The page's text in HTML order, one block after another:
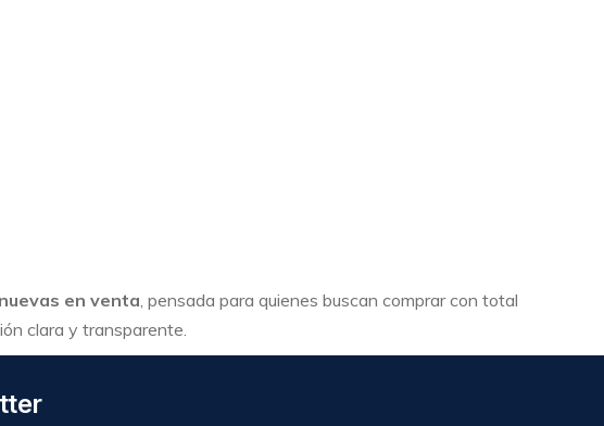
en venta, pensada para quienes buscan comprar con total
clara y transparente.